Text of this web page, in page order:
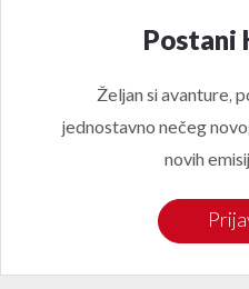
Postani
Željan si avanture,
jednostavno nečeg
novih